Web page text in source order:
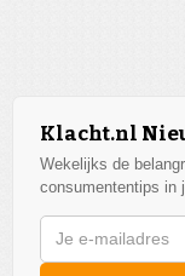
Klacht.nl
Wekelijks de
consumententips in